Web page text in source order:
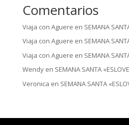
Comentarios
Viaja con Aguere en SEMANA
Viaja con Aguere en SEMANA
Viaja con Aguere en SEMANA
Wendyen SEMANA SANTA
Veronica en SEMANA SANTA